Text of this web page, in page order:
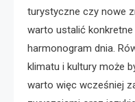
turystyczne czy nowe
warto ustalić
harmonogram dnia.
klimatu i kultury może
warto więc wcześniej